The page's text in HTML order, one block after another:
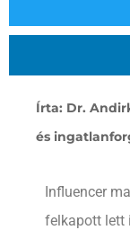
Írta: Dr.
és
Influencer
felkapott lett